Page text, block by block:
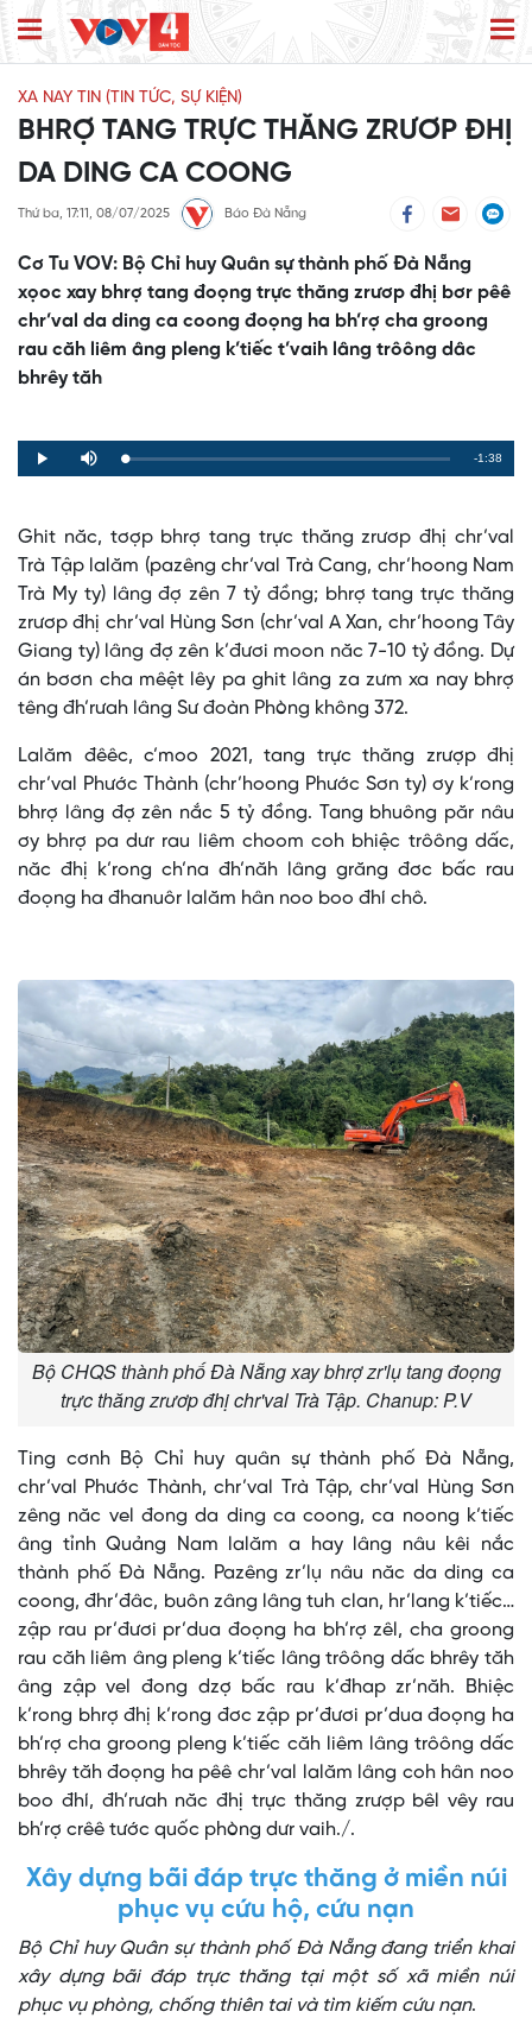
XA NAY TIN (TIN TỨC, SỰ KIỆN)
BHRỢ TANG TRỰC THĂNG ZRƯƠP ĐHỊ
DA DING CA COONG
Thứ ba, 17:11, 08/07/2025 Báo Đà Nẵng
Cơ Tu VOV: Bộ Chỉ huy Quân sự thành phố Đà Nẵng
xọoc xay bhrợ tang đoọng trực thăng zrươp đhị bơr pêê
chr’val da ding ca coong đoọng ha bh’rợ cha groong
rau căh liêm âng pleng k’tiếc t’vaih lâng trôông dâc
bhrêy tăh
Play Mute Loaded:
0%
Progress:
0%
Remaining
-1:38
Ghit năc, tơợp bhrợ tang trực thăng zrươp đhị chr’val
Trà Tập lalăm (pazêng chr’val Trà Cang, chr’hoong Nam
Trà My ty) lâng đợ zên 7 tỷ đồng; bhrợ tang trực thăng
zrươp đhị chr’val Hùng Sơn (chr’val A Xan, chr’hoong Tây
Giang ty) lâng đợ zên k’đươi moon năc 7-10 tỷ đồng. Dự
án bơơn cha mêệt lêy pa ghit lâng za zưm xa nay bhrợ
têng đh’rưah lâng Sư đoàn Phòng không 372.
Lalăm đêêc, c’moo 2021, tang trực thăng zrượp đhị
chr’val Phước Thành (chr’hoong Phước Sơn ty) ơy k’rong
bhrợ lâng đợ zên nắc 5 tỷ đồng. Tang bhuông păr nâu
ơy bhrợ pa dưr rau liêm choom coh bhiệc trôông dấc,
năc đhị k’rong ch’na đh’năh lâng grăng đơc bấc rau
đoọng ha đhanuôr lalăm hân noo boo đhí chô.
Bộ CHQS thành phố Đà Nẵng xay bhrợ zr'lụ tang đoọng
trực thăng zrươp đhị chr'val Trà Tập. Chanup: P.V
Ting cơnh Bộ Chỉ huy quân sự thành phố Đà Nẵng,
chr’val Phước Thành, chr’val Trà Tập, chr’val Hùng Sơn
zêng năc vel đong da ding ca coong, ca noong k’tiếc
âng tỉnh Quảng Nam lalăm a hay lâng nâu kêi nắc
thành phố Đà Nẵng. Pazêng zr’lụ nâu năc da ding ca
coong, đhr’đâc, buôn zâng lâng tuh clan, hr’lang k’tiếc…
zập rau pr’đươi pr’dua đoọng ha bh’rợ zêl, cha groong
rau căh liêm âng pleng k’tiếc lâng trôông dấc bhrêy tăh
âng zập vel đong dzợ bấc rau k’đhap zr’năh. Bhiệc
k’rong bhrợ đhị k’rong đơc zập pr’đươi pr’dua đoọng ha
bh’rợ cha groong pleng k’tiếc căh liêm lâng trôông dấc
bhrêy tăh đoọng ha pêê chr’val lalăm lâng coh hân noo
boo đhí, đh’rưah năc đhị trực thăng zrượp bêl vêy rau
bh’rợ crêê tước quốc phòng dưr vaih./.
Xây dựng bãi đáp trực thăng ở miền núi
phục vụ cứu hộ, cứu nạn
Bộ Chỉ huy Quân sự thành phố Đà Nẵng đang triển khai
xây dựng bãi đáp trực thăng tại một số xã miền núi
phục vụ phòng, chống thiên tai và tìm kiếm cứu nạn.